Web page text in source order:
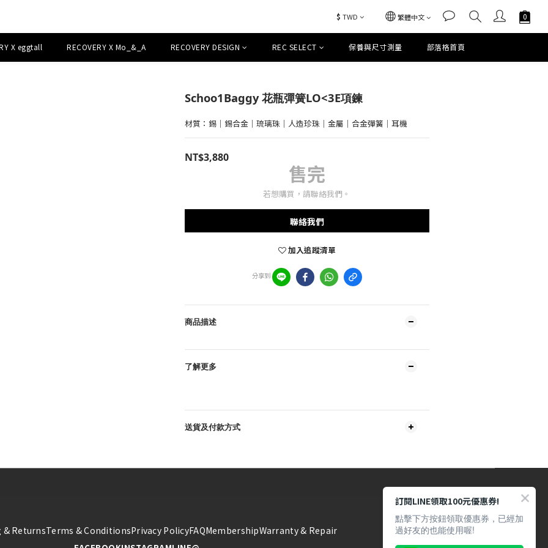
$ TWD 繁體中文
X eggtall RECOVERY X Mo_&_A RECOVERY DESIGN REC SELECT 保養與尺寸測量 部落格首頁
Schoo1Baggy 花瓶彈簧LO<3E項鍊
材質：錫｜錫合金｜琉璃珠｜人造珍珠｜金屬｜合金彈簧｜耳機
NT$3,880
售完
若想購買，請聯絡我們。
聯絡我們
加入追蹤清單
分享到
商品描述
了解更多
送貨及付款方式
ReturnsTerms & ConditionsPrivacy PolicyFAQMembershipWarranty & Repair
訂閱LINE領取100元優惠券!
點擊下方按鈕領取優惠券，已經加
過好友的也能使用喔!